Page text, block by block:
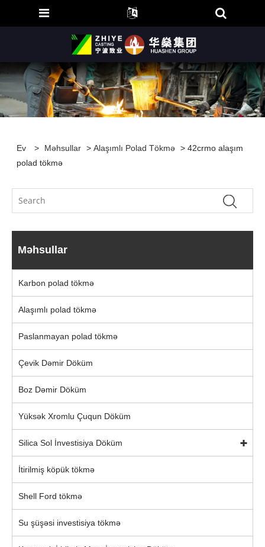
Ev > Məhsullar >Alaşımlı Polad Tökmə > 42crmo alaşım
polad tökmə
Məhsullar
Karbon polad tökmə
Alaşımlı polad tökmə
Paslanmayan polad tökmə
Çevik Dəmir Döküm
Boz Dəmir Döküm
Yüksək Xromlu Çuqun Döküm
Silica Sol İnvestisiya Döküm
İtirilmiş köpük tökmə
Shell Ford tökmə
Su şüşəsi investisiya tökmə